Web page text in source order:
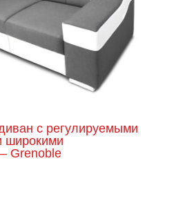
с регулируемыми
широкими
Grenoble